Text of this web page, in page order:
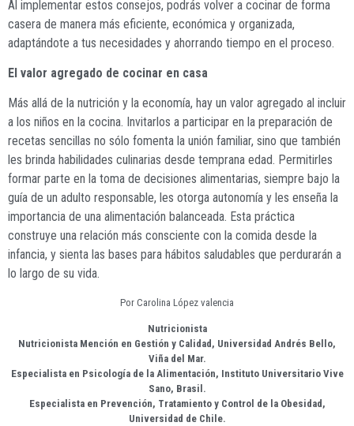
Al implementar estos consejos, podrás volver a cocinar de forma
casera de manera más eficiente, económica y organizada,
adaptándote a tus necesidades y ahorrando tiempo en el proceso.
El valor agregado de cocinar en casa
Más allá de la nutrición y la economía, hay un valor agregado al incluir
a los niños en la cocina. Invitarlos a participar en la preparación de
recetas sencillas no sólo fomenta la unión familiar, sino que también
les brinda habilidades culinarias desde temprana edad. Permitirles
formar parte en la toma de decisiones alimentarias, siempre bajo la
guía de un adulto responsable, les otorga autonomía y les enseña la
importancia de una alimentación balanceada. Esta práctica
construye una relación más consciente con la comida desde la
infancia, y sienta las bases para hábitos saludables que perdurarán a
lo largo de su vida.
Por Carolina López valencia
Nutricionista
Nutricionista Mención en Gestión y Calidad, Universidad Andrés Bello,
Viña del Mar.
Especialista en Psicología de la Alimentación, Instituto Universitario Vive
Sano, Brasil.
Especialista en Prevención, Tratamiento y Control de la Obesidad,
Universidad de Chile.